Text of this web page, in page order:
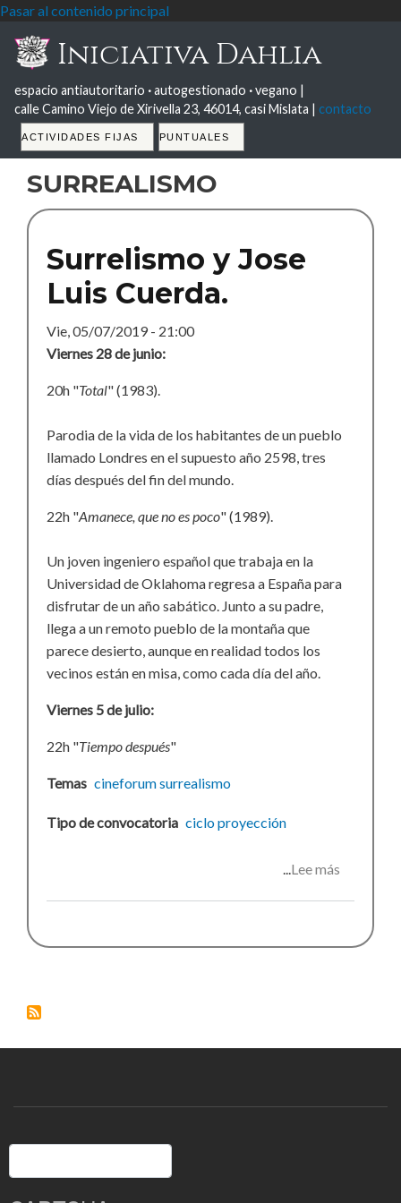
Pasar al contenido principal
Iniciativa Dahlia
espacio antiautoritario ·autogestionado ·vegano |
calle Camino Viejo de Xirivella 23, 46014, casi Mislata | contacto
Tabs
ACTIVIDADES FIJAS PUNTUALES
surrealismo
Surrelismo y Jose
Luis Cuerda.
Vie, 05/07/2019 - 21:00
Viernes 28 de junio:
20h "Total" (1983).
Parodia de la vida de los habitantes de un pueblo
llamado Londres en el supuesto año 2598, tres
días después del fin del mundo.
22h "Amanece, que no es poco" (1989).
Un joven ingeniero español que trabaja en la
Universidad de Oklahoma regresa a España para
disfrutar de un año sabático. Junto a su padre,
llega a un remoto pueblo de la montaña que
parece desierto, aunque en realidad todos los
vecinos están en misa, como cada día del año.
Viernes 5 de julio:
22h "Tiempo después"
Temas cineforumsurrealismo
Tipo de convocatoria cicloproyección
Lee más
Jose
Buscar